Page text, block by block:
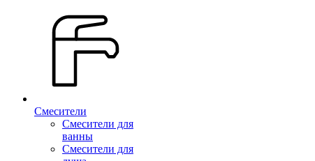
Смесители
Смесители для
ванны
Смесители для